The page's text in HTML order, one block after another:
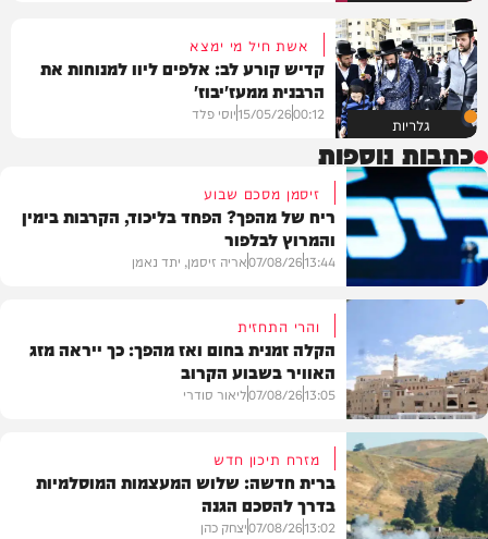
גלריות
אשת חיל מי ימצא
קדיש קורע לב: אלפים ליוו למנוחות את
הרבנית ממעז'יבוז'
00:12
15/05/26יוסי פלד
כתבות נוספות
פוליטי
זיסמן מסכם שבוע
ריח של מהפך? הפחד בליכוד, הקרבות בימין
והמרוץ לבלפור
13:44
07/08/26אריה זיסמן, יתד נאמן
מזג האוויר
והרי התחזית
הקלה זמנית בחום ואז מהפך: כך ייראה מזג
האוויר בשבוע הקרוב
13:05
07/08/26ליאור סודרי
מזרח תיכון חדש
ברית חדשה: שלוש המעצמות המוסלמיות
בדרך להסכם הגנה
13:02
07/08/26יצחק כהן